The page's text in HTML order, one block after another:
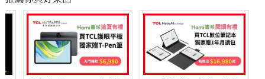
讀者集中在大都會，年齡在24至36歲之間，精準的掌握單身多金
的黃金階段。
men’s uno就是metrosexual！